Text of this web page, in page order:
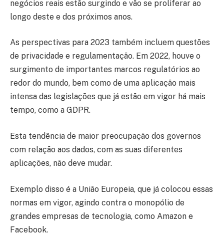
negócios reais estão surgindo e vão se proliferar ao
longo deste e dos próximos anos.
As perspectivas para 2023 também incluem questões
de privacidade e regulamentação. Em 2022, houve o
surgimento de importantes marcos regulatórios ao
redor do mundo, bem como de uma aplicação mais
intensa das legislações que já estão em vigor há mais
tempo, como a GDPR.
Esta tendência de maior preocupação dos governos
com relação aos dados, com as suas diferentes
aplicações, não deve mudar.
Exemplo disso é a União Europeia, que já colocou essas
normas em vigor, agindo contra o monopólio de
grandes empresas de tecnologia, como Amazon e
Facebook.